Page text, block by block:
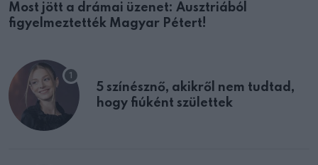
Most jött a drámai üzenet: Ausztriából
figyelmeztették Magyar Pétert!
5 színésznő, akikről nem tudtad,
hogy fiúként születtek